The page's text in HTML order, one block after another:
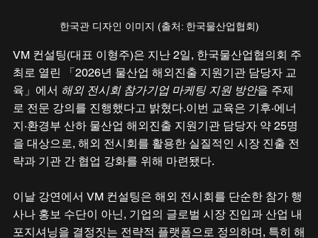
한국관 디자인 이미지 (출처: 한국물산업협회)
VM 컨설팅(대표 이형주)은 지난 2일, 한국물산업협의회 주
최로 열린 「2026년 물산업 해외진출 지원기관 담당자 교
육」에서 해외 전시회 참가기업 마케팅 지원 방안을 주제
로 전문 강의를 진행했다고 밝혔다.이번 교육은 기후·에너
지·환경부 산하 물산업 해외진출 지원기관 담당자 약 25명
을 대상으로, 해외 전시회를 활용한 실질적인 시장 진출 전
략과 기관 간 협업 강화를 위해 마련됐다.
이날 강연에서 VM 컨설팅은 해외 전시회를 단순한 참가 행
사나 홍보 수단이 아닌, 기업의 글로벌 시장 진입과 산업 내
포지셔닝을 결정짓는 전략적 플랫폼으로 정의하며, 특히 해